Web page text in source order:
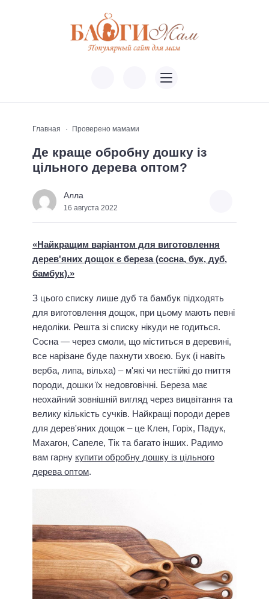
Главная Проверено мамами
Де краще обробну дошку із
цільного дерева оптом?
Алла
16 августа 2022
«Найкращим варіантом для виготовлення
дерев'яних дощок є береза ​​(сосна, бук, дуб,
бамбук).»
З цього списку лише дуб та бамбук підходять
для виготовлення дощок, при цьому мають певні
недоліки. Решта зі списку нікуди не годиться.
Сосна — через смоли, що міститься в деревині,
все нарізане буде пахнути хвоєю. Бук (і навіть
верба, липа, вільха) – м'які чи нестійкі до гниття
породи, дошки їх недовговічні. Береза ​​має
неохайний зовнішній вигляд через вицвітання та
велику кількість сучків. Найкращі породи дерев
для дерев'яних дощок – це Клен, Горіх, Падук,
Махагон, Сапеле, Тік та багато інших. Радимо
вам гарну купити обробну дошку із цільного
дерева оптом.